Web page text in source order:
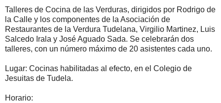
Talleres de Cocina de las Verduras, dirigidos por Rodrigo de
la Calle y los componentes de la Asociación de
Restaurantes de la Verdura Tudelana, Virgilio Martinez, Luis
Salcedo Irala y José Aguado Sada. Se celebrarán dos
talleres, con un número máximo de 20 asistentes cada uno.
Lugar: Cocinas habilitadas al efecto, en el Colegio de
Jesuitas de Tudela.
Horario: